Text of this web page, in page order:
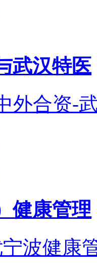
武汉特医
外合资-
健康管理
波健康